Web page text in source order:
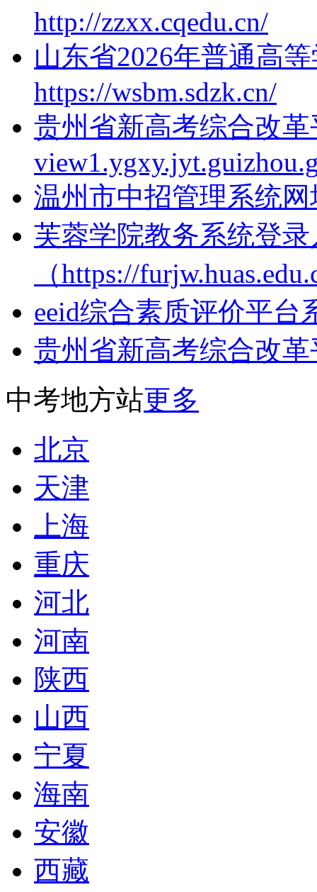
http://zzxx.cqedu.cn/
山东省2026年普通高
https://wsbm.sdzk.cn/
贵州省新高考综合改革
温州市中招管理系统网
芙蓉学院教务系统登录
（https://
eeid综合素质评价平台
贵州省新高考综合改
中考地方站更多
北京
天津
上海
重庆
河北
河南
陕西
山西
宁夏
海南
安徽
西藏